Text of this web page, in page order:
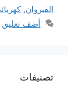
القيروان,
أضف تعليق
تصنيفات